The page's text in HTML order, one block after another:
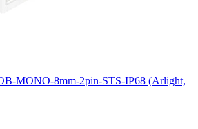
MONO-8mm-2pin-STS-IP68 (Arlight,